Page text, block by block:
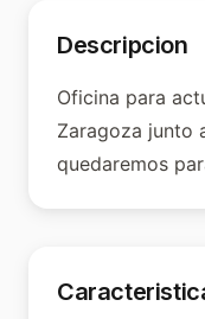
Descripcion
Oficina para
Zaragoza junto
quedaremos